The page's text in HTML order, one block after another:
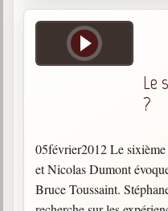
Le
?
05février2012 Le
et Nicolas Dumont
Bruce Toussaint.